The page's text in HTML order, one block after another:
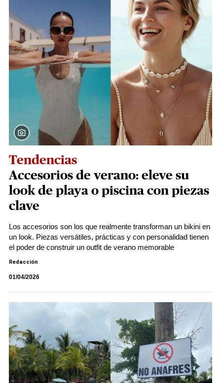
Tendencias
Accesorios de verano: eleve su
look de playa o piscina con piezas
clave
Los accesorios son los que realmente transforman un bikini en
un look. Piezas versátiles, prácticas y con personalidad tienen
el poder de construir un outfit de verano memorable
Redacción
01/04/2026